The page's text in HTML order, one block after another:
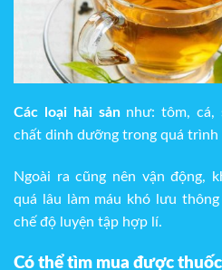
Các loại hải sảnnhư: tôm, cá,
chất dinh dưỡng trong quá trình
Ngoài ra cũng nên vận động,
quá lâu làm máu khó lưu
chế độ luyện tập hợp lí.
Có thể tìm mua được